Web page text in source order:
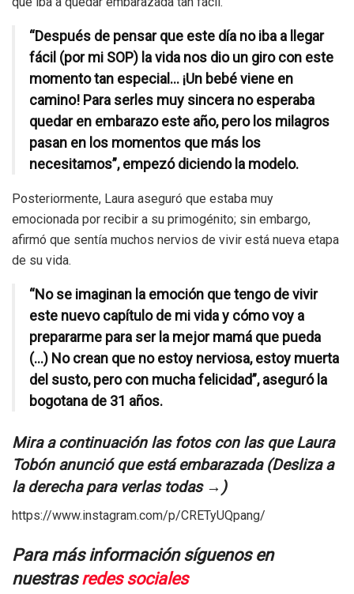
“Después de pensar que este día no iba a llegar
fácil (por mi SOP) la vida nos dio un giro con este
momento tan especial… ¡Un bebé viene en
camino! Para serles muy sincera no esperaba
quedar en embarazo este año, pero los milagros
pasan en los momentos que más los
necesitamos”, empezó diciendo la modelo.
Posteriormente, Laura aseguró que estaba muy
emocionada por recibir a su primogénito; sin embargo,
afirmó que sentía muchos nervios de vivir está nueva etapa
de su vida.
“No se imaginan la emoción que tengo de vivir
este nuevo capítulo de mi vida y cómo voy a
prepararme para ser la mejor mamá que pueda
(…) No crean que no estoy nerviosa, estoy muerta
del susto, pero con mucha felicidad”, aseguró la
bogotana de 31 años.
Mira a continuación las fotos con las que Laura
Tobón anunció que está embarazada (Desliza a
la derecha para verlas todas →)
https://www.instagram.com/p/CRETyUQpang/
Para más información síguenos en
nuestrasredes sociales